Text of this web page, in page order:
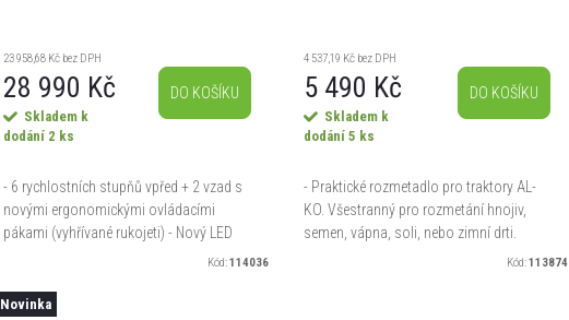
23 958,68 Kč bez DPH
28 990 Kč
Skladem k
dodání 2 ks
DO KOŠÍKU
- 6 rychlostních stupňů vpřed + 2 vzad s
novými ergonomickými ovládacími
pákami (vyhřívané rukojeti) - Nový LED
panel pro výrazně větší světlo před aKód:114036
4 537,19 Kč bez DPH
5 490 Kč
Skladem k
dodání 5 ks
DO KOŠÍKU
- Praktické rozmetadlo pro traktory AL-
KO. Všestranný pro rozmetání hnojiv,
semen, vápna, soli, nebo zimní drti.
Pouze ve spojení se zavěsným zařízením
Kód:113874
Novinka